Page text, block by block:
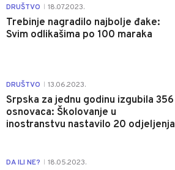
DRUŠTVO 18.07.2023.
Trebinje nagradilo najbolje đake:
Svim odlikašima po 100 maraka
DRUŠTVO 13.06.2023.
Srpska za jednu godinu izgubila 356
osnovaca: Školovanje u
inostranstvu nastavilo 20 odjeljenja
DA ILI NE? 18.05.2023.